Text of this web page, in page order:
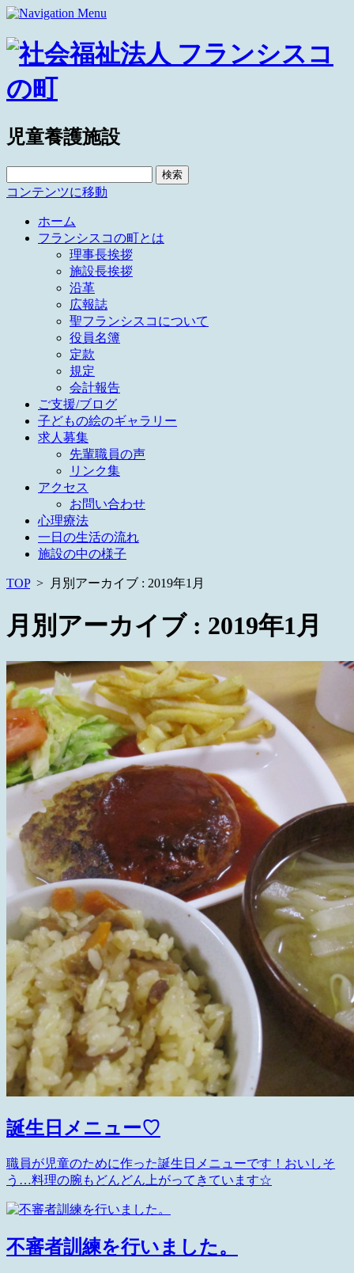
児童養護施設
索:
コンテンツに移動
ホーム
フランシスコの町とは
理事長挨拶
施設長挨拶
沿革
広報誌
聖フランシスコについて
役員名簿
定款
規定
会計報告
ご支援/ブログ
子どもの絵のギャラリー
求人募集
先輩職員の声
リンク集
アクセス
お問い合わせ
心理療法
一日の生活の流れ
施設の中の様子
TOP> 月別アーカイブ : 2019年1月
月別アーカイブ : 2019年1月
誕生日メニュー♡
職員が児童のために作った誕生日メニューです！おいしそ
う…料理の腕もどんどん上がってきています☆
不審者訓練を行いました。